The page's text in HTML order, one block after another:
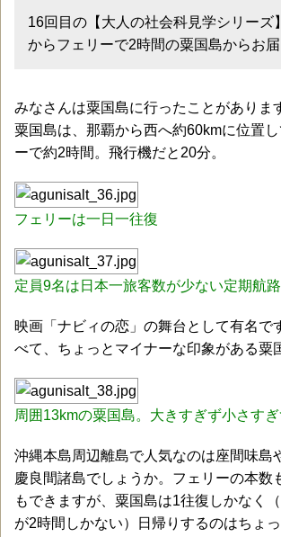
16回目の【大人の社会科見学シリーズ
からフェリーで2時間の粟国島からお届
みなさんは粟国島に行ったことがありま
粟国島は、那覇から西へ約60kmに位置
ーで約2時間。飛行機だと20分。
フェリーは一日一往復
定員9名は日本一旅客数が少ない定期航路
映画「ナビィの恋」の舞台として有名で
べて、ちょっとマイナーな印象がある粟
周囲13kmの粟国島。大きすぎず小さす
沖縄本島周辺離島で人気なのは座間味島
慶良間諸島でしょうか。フェリーの本数
もできますが、粟国島は1往復しかなく
が2時間しかない）日帰りするのはちょ